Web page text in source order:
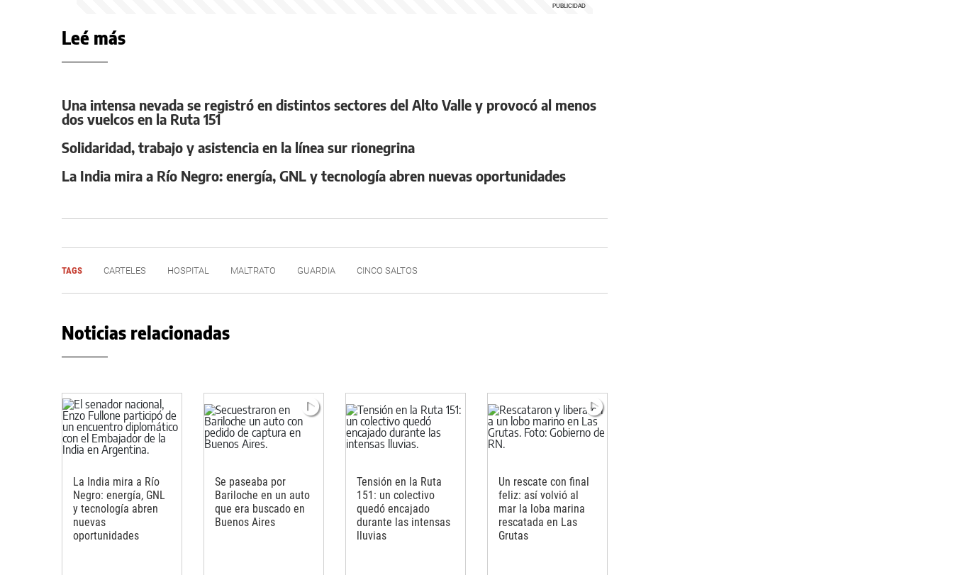
Leé más
Una intensa nevada se registró en distintos sectores del Alto Valle y provocó al menos
dos vuelcos en la Ruta 151
Solidaridad, trabajo y asistencia en la línea sur rionegrina
La India mira a Río Negro: energía, GNL y tecnología abren nuevas oportunidades
TAGS CARTELES HOSPITAL MALTRATO GUARDIA CINCO SALTOS
Noticias relacionadas
La India mira a Río
Negro: energía, GNL
y tecnología abren
nuevas
oportunidades
Se paseaba por
Bariloche en un auto
que era buscado en
Buenos Aires
Tensión en la Ruta
151: un colectivo
quedó encajado
durante las intensas
lluvias
Un rescate con final
feliz: así volvió al
mar la loba marina
rescatada en Las
Grutas